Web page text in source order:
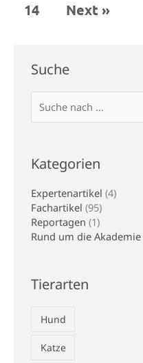
14 Next »
Suche
Kategorien
Expertenartikel (4)
Fachartikel (95)
Reportagen (1)
Rund um die Akademie
Tierarten
Hund
Katze